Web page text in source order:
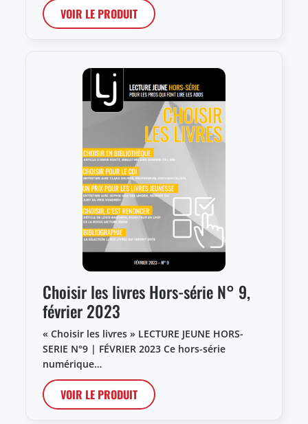
VOIR LE PRODUIT
Choisir les livres Hors-série N° 9,
février 2023
« Choisir les livres » LECTURE JEUNE HORS-
SERIE N°9 | FÉVRIER 2023 Ce hors-série
numérique…
VOIR LE PRODUIT